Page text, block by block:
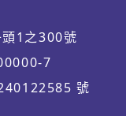
1之300號
7
號